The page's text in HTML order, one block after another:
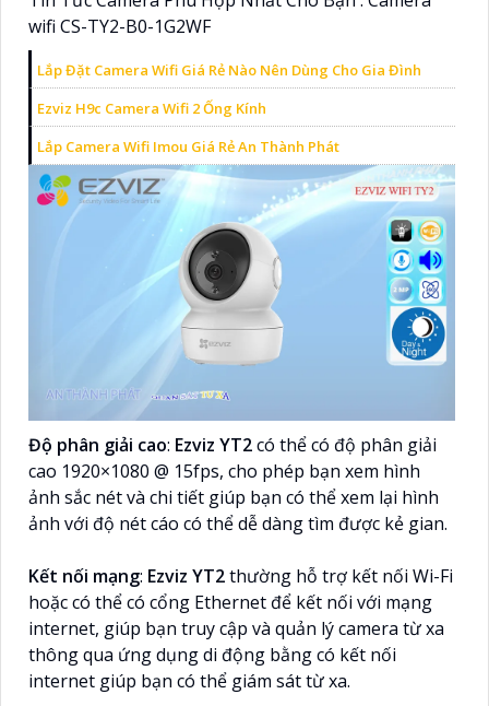
wifi CS-TY2-B0-1G2WF
Lắp Đặt Camera Wifi Giá Rẻ Nào Nên Dùng Cho Gia Đình
Ezviz H9c Camera Wifi 2 Ống Kính
Lắp Camera Wifi Imou Giá Rẻ An Thành Phát
Độ phân giải cao: Ezviz YT2có thể có độ phân giải
cao 1920×1080 @ 15fps, cho phép bạn xem hình
ảnh sắc nét và chi tiết giúp bạn có thể xem lại hình
ảnh với độ nét cáo có thể dễ dàng tìm được kẻ gian.
Kết nối mạng: Ezviz YT2thường hỗ trợ kết nối Wi-Fi
hoặc có thể có cổng Ethernet để kết nối với mạng
internet, giúp bạn truy cập và quản lý camera từ xa
thông qua ứng dụng di động bằng có kết nối
internet giúp bạn có thể giám sát từ xa.